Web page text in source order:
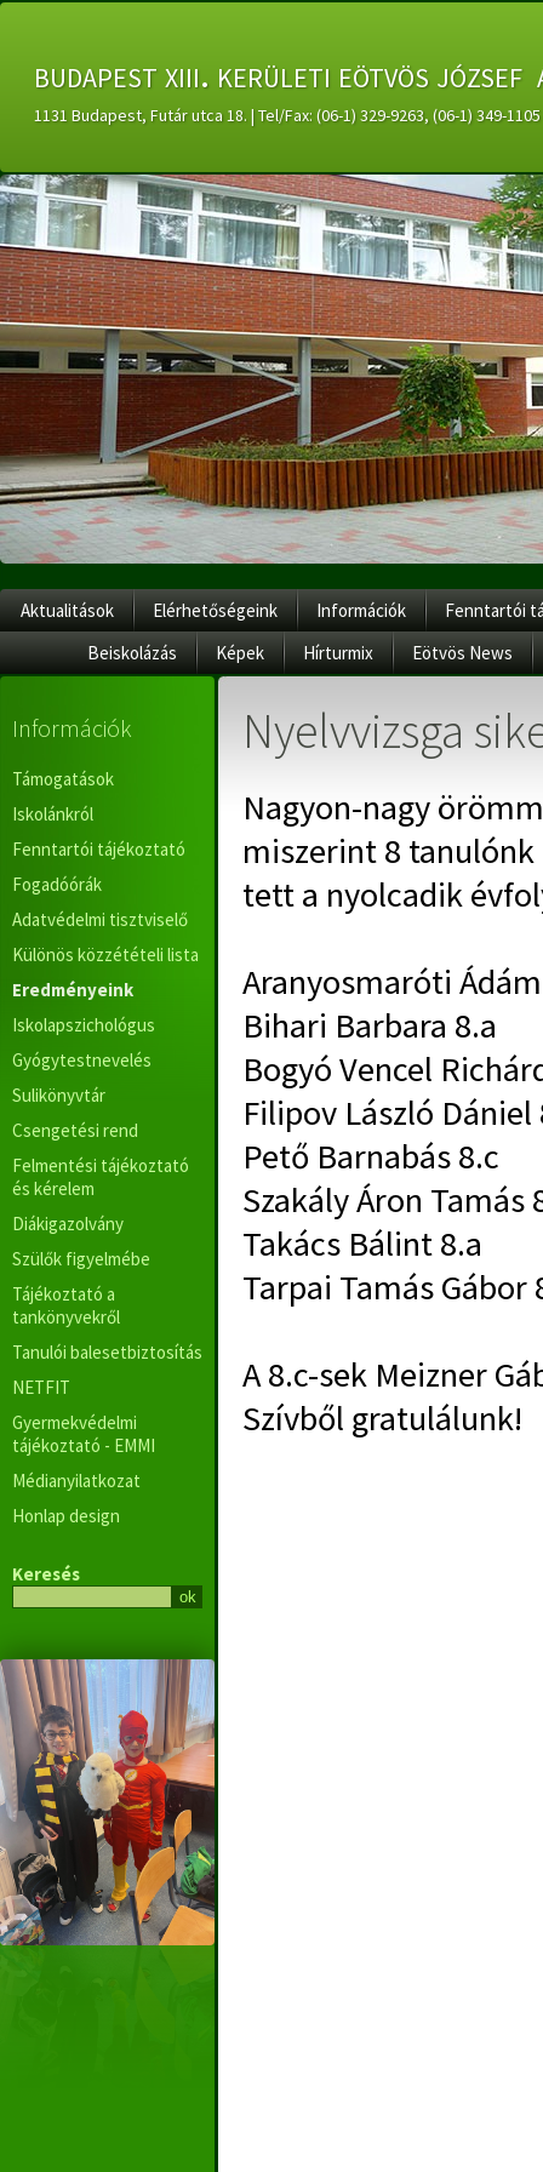
budapest xiii. kerületi eötvös
1131 Budapest, Futár utca 18. | Tel/Fax: (06-1) 329-9263, (06-1) 349-
Aktualitások Elérhetőségeink Információk
Fenntartói
Beiskolázás
Képek Hírturmix Eötvös News
Információk
Támogatások
Iskolánkról
Fenntartói tájékoztató
Fogadóórák
Adatvédelmi tisztviselő
Különös közzétételi lista
Eredményeink
Iskolapszichológus
Gyógytestnevelés
Sulikönyvtár
Csengetési rend
Felmentési tájékoztató
és kérelem
Diákigazolvány
Szülők figyelmébe
Tájékoztató a
tankönyvekről
Tanulói balesetbiztosítás
NETFIT
Gyermekvédelmi
tájékoztató - EMMI
Médianyilatkozat
Honlap design
Keresés
Nyelvvizsga
Nagyon-nagy
miszerint 8
tett a nyolcadik
Aranyosmaróti
Bihari Barbara 8.a
Bogyó Vencel
Filipov László Dániel
Pető Barnabás 8.c
Szakály Áron Tamás
Takács Bálint 8.a
Tarpai Tamás Gábor
A 8.c-sek Meizner
Szívből gratulálunk!